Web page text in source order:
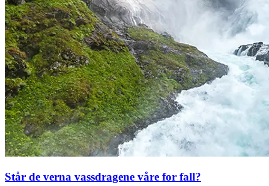
Står de verna vassdragene våre for fall?